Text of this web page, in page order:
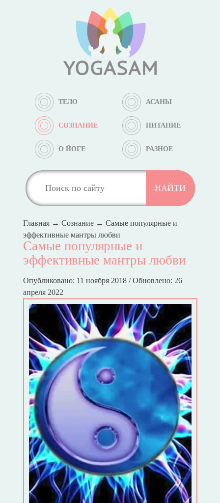
ТЕЛО АСАНЫ
СОЗНАНИЕ ПИТАНИЕ
О ЙОГЕ РАЗНОЕ
Главная→ Сознание→ Самые популярные и
эффективные мантры любви
Самые популярные и
эффективные мантры любви
Опубликовано: 11 ноября 2018 / Обновлено: 26
апреля 2022